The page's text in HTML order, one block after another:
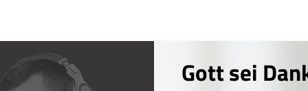
Gott sei